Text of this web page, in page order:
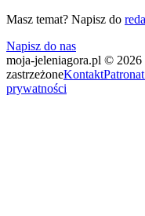
Masz temat? Napisz do
Napisz do nas
moja-jeleniagora.pl © 2026
zastrzeżoneKontakt
prywatności